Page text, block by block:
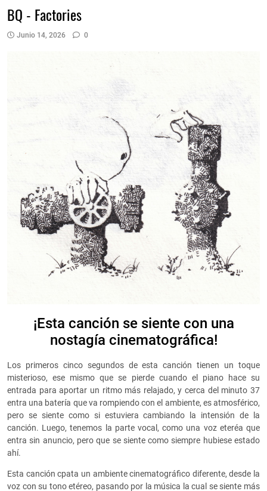
BQ - Factories
Junio 14, 2026 0
¡Esta canción se siente con una
nostagía cinematográfica!
Los primeros cinco segundos de esta canción tienen un toque
misterioso, ese mismo que se pierde cuando el piano hace su
entrada para aportar un ritmo más relajado, y cerca del minuto 37
entra una batería que va rompiendo con el ambiente, es atmosférico,
pero se siente como si estuviera cambiando la intensión de la
canción. Luego, tenemos la parte vocal, como una voz eteréa que
entra sin anuncio, pero que se siente como siempre hubiese estado
ahí.
Esta canción cpata un ambiente cinematográfico diferente, desde la
voz con su tono etéreo, pasando por la música la cual se siente más